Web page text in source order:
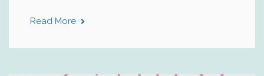
Read More